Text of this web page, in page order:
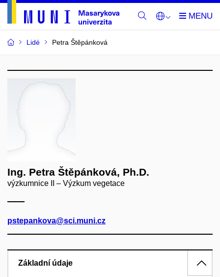
Lidé Petra Štěpánková
Ing. Petra Štěpánková, Ph.D.
výzkumnice II – Výzkum vegetace
pstepankova@sci.muni.cz
Základní údaje